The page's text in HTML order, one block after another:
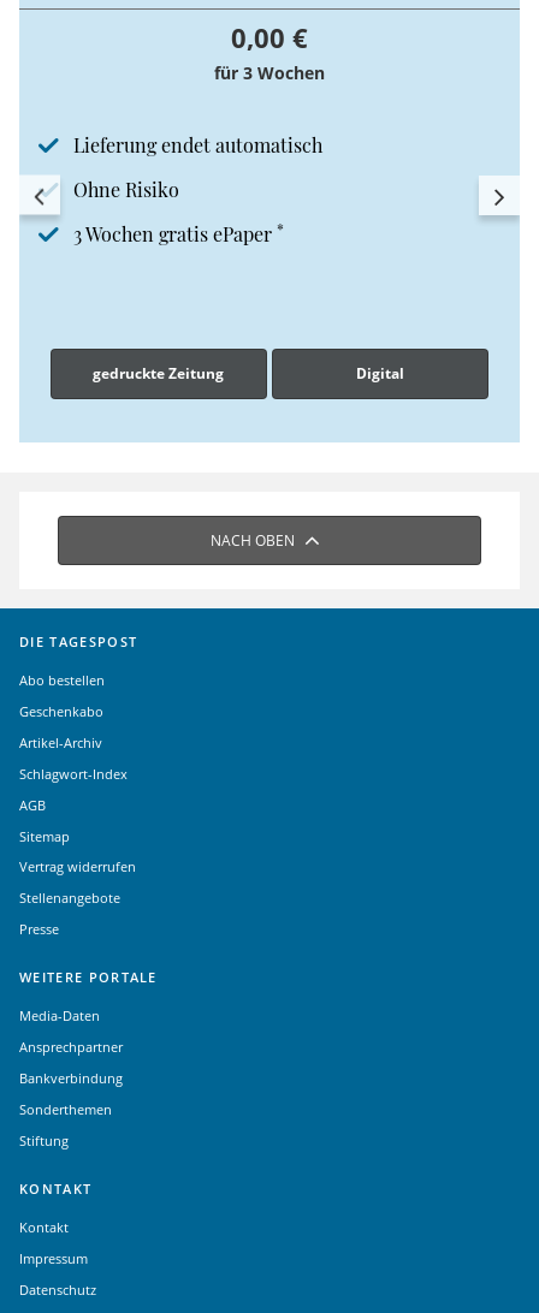
0,00 €
für 3 Wochen
Lieferung endet automatisch
Ohne Risiko
3 Wochen gratis ePaper *
gedruckte Zeitung Digital
NACH OBEN
DIE TAGESPOST
Abo bestellen
Geschenkabo
Artikel-Archiv
Schlagwort-Index
AGB
Sitemap
Vertrag widerrufen
Stellenangebote
Presse
WEITERE PORTALE
Media-Daten
Ansprechpartner
Bankverbindung
Sonderthemen
Stiftung
KONTAKT
Kontakt
Impressum
Datenschutz